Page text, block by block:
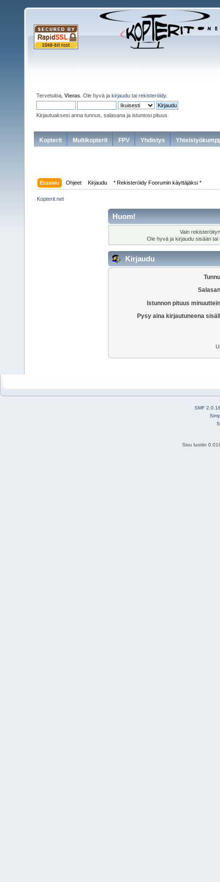
Tervetuloa, Vieras . Ole hyvä ja kirjaudu tai rekisteröidy.
Kirjautuaksesi anna tunnus, salasana ja istuntosi pituus
Kopterit Multikopterit FPV Yhdistys
Etusivu Ohjeet Kirjaudu * Rekisteröidy Foorumin käyttäjäksi *
Kopterit.net
Huom!
Vain
Ole hyvä ja kirjaudu sisään tai
Kirjaudu
Istunnon pituus
Pysy aina kirjautuneena
SMF
Sivu luotiin